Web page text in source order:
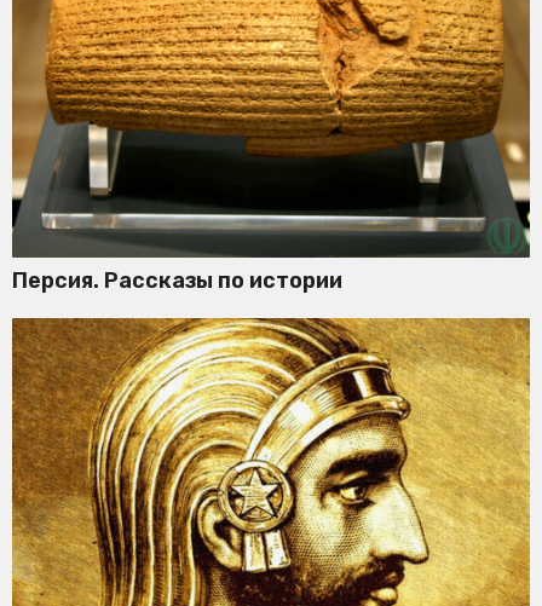
Персия. Рассказы по истории